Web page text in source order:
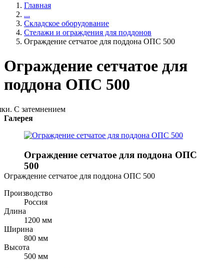
Главная
...
Складское оборудование
Стелажи и ограждения для поддонов
Ограждение сетчатое для поддона ОПС 500
Ограждение сетчатое для
поддона ОПС 500
Галерея
Ограждение сетчатое для поддона ОПС
500
Ограждение сетчатое для поддона ОПС 500
Производство
Россия
Длина
1200 мм
Ширина
800 мм
Высота
500 мм